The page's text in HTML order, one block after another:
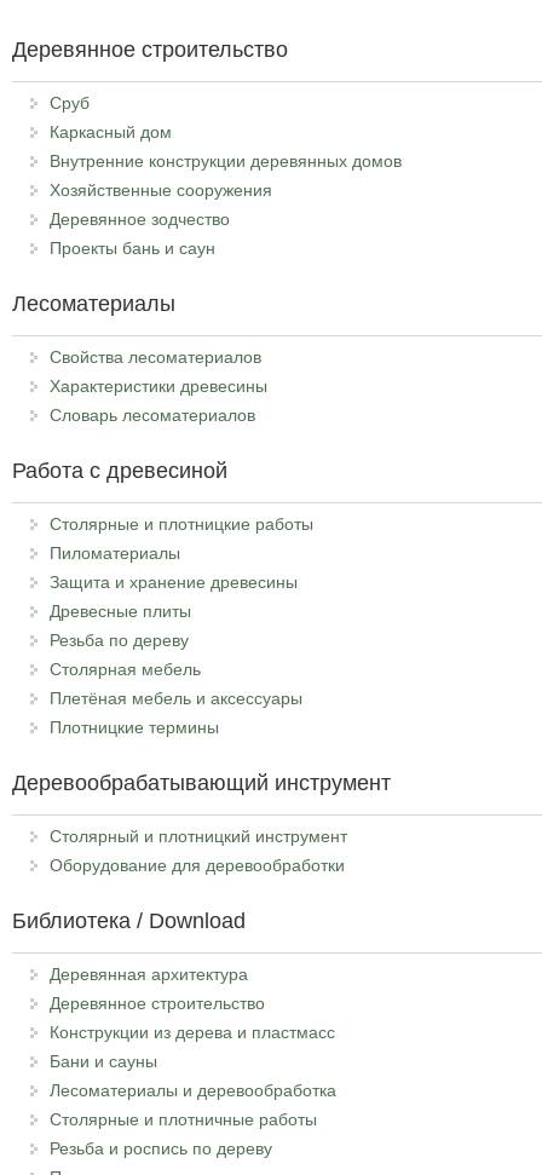
Деревянное строительство
Сруб
Каркасный дом
Внутренние конструкции деревянных домов
Хозяйственные сооружения
Деревянное зодчество
Проекты бань и саун
Лесоматериалы
Свойства лесоматериалов
Характеристики древесины
Словарь лесоматериалов
Работа с древесиной
Столярные и плотницкие работы
Пиломатериалы
Защита и хранение древесины
Древесные плиты
Резьба по дереву
Столярная мебель
Плетёная мебель и аксессуары
Плотницкие термины
Деревообрабатывающий инструмент
Столярный и плотницкий инструмент
Оборудование для деревообработки
Библиотека / Download
Деревянная архитектура
Деревянное строительство
Конструкции из дерева и пластмасс
Бани и сауны
Лесоматериалы и деревообработка
Столярные и плотничные работы
Резьба и роспись по дереву